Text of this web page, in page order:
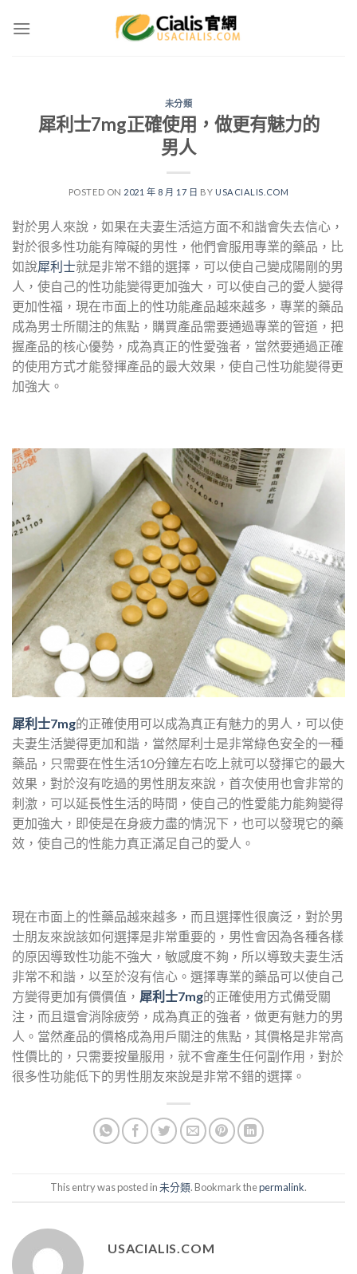
未分類
犀利士7mg正確使用，做更有魅力的
男人
POSTED ON 2021 年 8 月 17 日 BY USACIALIS.COM
對於男人來說，如果在夫妻生活這方面不和諧會失去信心，
對於很多性功能有障礙的男性，他們會服用專業的藥品，比
如說犀利士就是非常不錯的選擇，可以使自己變成陽剛的男
人，使自己的性功能變得更加強大，可以使自己的愛人變得
更加性福，現在市面上的性功能產品越來越多，專業的藥品
成為男士所關注的焦點，購買產品需要通過專業的管道，把
握產品的核心優勢，成為真正的性愛強者，當然要通過正確
的使用方式才能發揮產品的最大效果，使自己性功能變得更
加強大。
犀利士7mg的正確使用可以成為真正有魅力的男人，可以使
夫妻生活變得更加和諧，當然犀利士是非常綠色安全的一種
藥品，只需要在性生活10分鐘左右吃上就可以發揮它的最大
效果，對於沒有吃過的男性朋友來說，首次使用也會非常的
刺激，可以延長性生活的時間，使自己的性愛能力能夠變得
更加強大，即使是在身疲力盡的情況下，也可以發現它的藥
效，使自己的性能力真正滿足自己的愛人。
現在市面上的性藥品越來越多，而且選擇性很廣泛，對於男
士朋友來說該如何選擇是非常重要的，男性會因為各種各樣
的原因導致性功能不強大，敏感度不夠，所以導致夫妻生活
非常不和諧，以至於沒有信心。選擇專業的藥品可以使自己
方變得更加有價價值， 犀利士7mg的正確使用方式備受關
注，而且還會消除疲勞，成為真正的強者，做更有魅力的男
人。當然產品的價格成為用戶關注的焦點，其價格是非常高
性價比的，只需要按量服用，就不會產生任何副作用，對於
很多性功能低下的男性朋友來說是非常不錯的選擇。
This entry was posted in未分類. Bookmark thepermalink.
USACIALIS.COM